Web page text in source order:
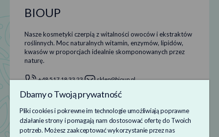
BIOUP
Nasze kosmetyki czerpią z witalności owoców i ekstraktów
roślinnych. Moc naturalnych witamin, enzymów, lipidów,
kwasów w proporcjach idealnie skomponowanych przez
naturę.
+48 517 18 33 23 sklep@bioup.pl
Informacje
Dbamy o Twoją prywatność
Pliki cookies i pokrewne im technologie umożliwiają poprawne
działanie strony i pomagają nam dostosować ofertę do Twoich
potrzeb. Możesz zaakceptować wykorzystanie przez nas